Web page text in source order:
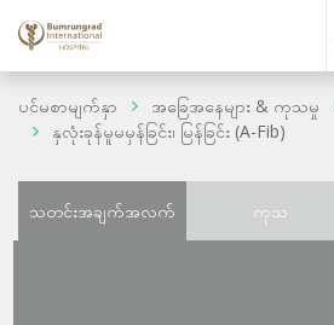
ပင်မစာမျက်နှာ အခြေအနေများ & ကုသမှု
နှလုံးခုန်မူမမှန်ခြင်း၊ မြန်ခြင်း (A-Fib)
သတင်းအချက်အလက် ကုသ